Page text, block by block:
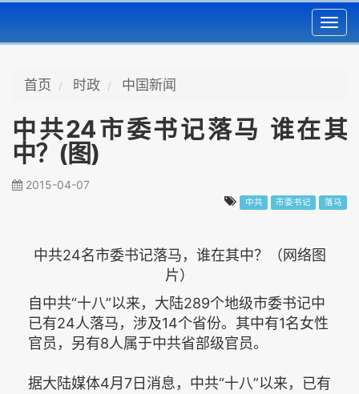
首页 时政 中国新闻
中共24市委书记落马 谁在其
中？(图)
2015-04-07
中共 市委书记 落马
中共24名市委书记落马，谁在其中？（网络图
片）
自中共“十八”以来，大陆289个地级市委书记中
已有24人落马，涉及14个省份。其中有1名女性
官员，另有8人属于中共省部级官员。
据大陆媒体4月7日消息，中共“十八”以来，已有